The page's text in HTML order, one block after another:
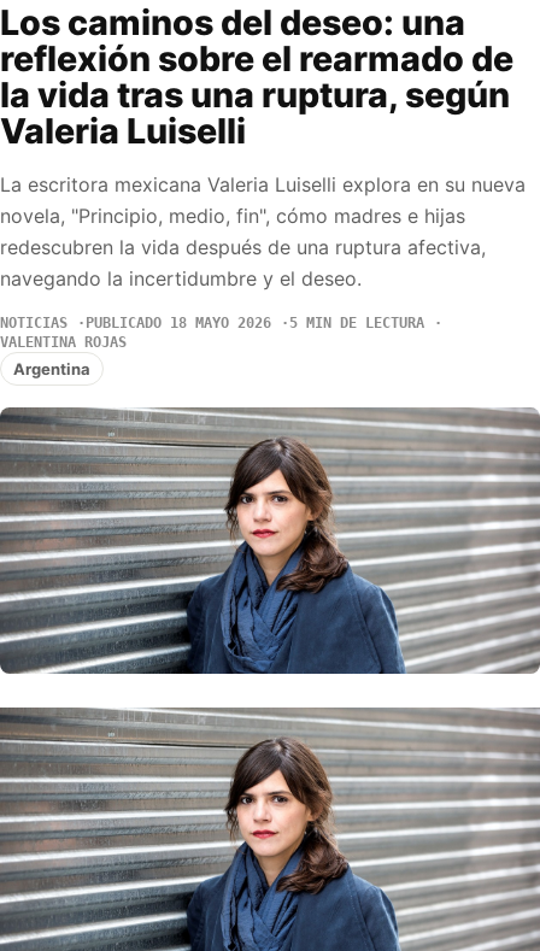
Los caminos del deseo: una
reflexión sobre el rearmado de
la vida tras una ruptura, según
Valeria Luiselli
La escritora mexicana Valeria Luiselli explora en su nueva
novela, "Principio, medio, fin", cómo madres e hijas
redescubren la vida después de una ruptura afectiva,
navegando la incertidumbre y el deseo.
NOTICIAS PUBLICADO 18 MAYO 2026
5 MIN DE LECTURA
VALENTINA ROJAS
Argentina